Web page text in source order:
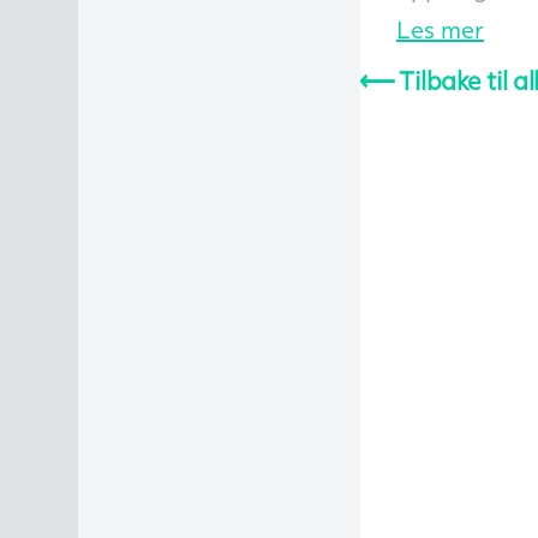
Les mer
⟵Tilbake til